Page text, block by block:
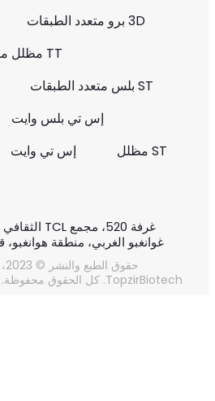
3D برو متعدد الطبقات
TT مظلل مسبقًا
ST بلس متعدد الطبقات
إس تي بلس وايت
ST مظلل
إس تي وايت
حقوق الطبع والنشر © 2023،
TopzirBiotech. كل الحقوق محفوظة.
غوانغبو الغربي، منطقة هوانغبو،